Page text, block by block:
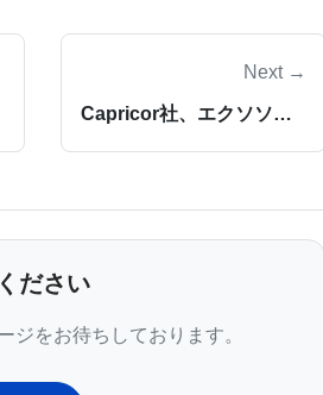
我々がそのデータの一部から学
少し楽にし、また、ケアの一貫
と述べ、AIが臨床医の意思決定
を示唆している。
治療方針を決定するために、AI
はそう二者択一的なものではな
Next →
Capricor社、エクソソームベースの多価ワクチンの治療可能性を証明する査読付き論文を発表
ださい
ジをお待ちしております。